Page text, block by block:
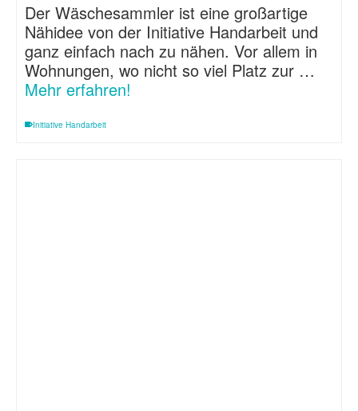
Der Wäschesammler ist eine großartige
Nähidee von der Initiative Handarbeit und
ganz einfach nach zu nähen. Vor allem in
Wohnungen, wo nicht so viel Platz zur …
Mehr erfahren!
Initiative Handarbeit